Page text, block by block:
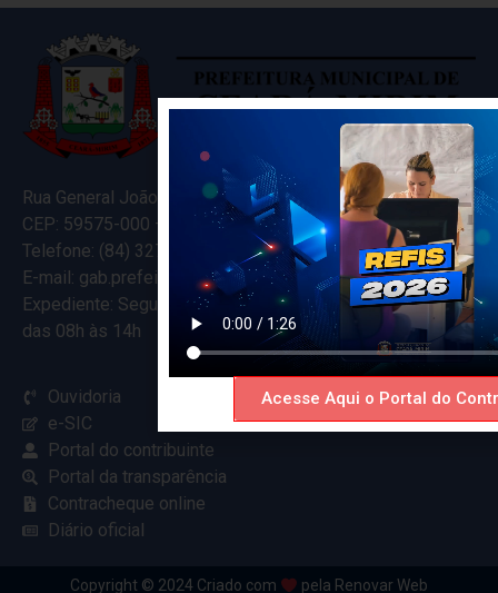
Rua General João Varela, 635
CEP: 59575-000 – Ceará-Mirim – RN
Telefone: (84) 3274-5916
E-mail: gab.prefeitocearamirim@gmail.com
Expediente: Segunda à Sexta
das 08h às 14h
Ouvidoria
e-SIC
Portal do contribuinte
Portal da transparência
Contracheque online
Diário oficial
Copyright © 2024 Criado com pela Renovar Web
Acesse Aqui o Portal do